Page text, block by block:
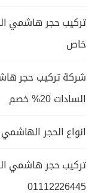
تركيب حجر هاشمي
خاص
شركة تركيب حجر
السادات 20% خصم
انواع الحجر
تركيب حجر هاشمي
01112226445